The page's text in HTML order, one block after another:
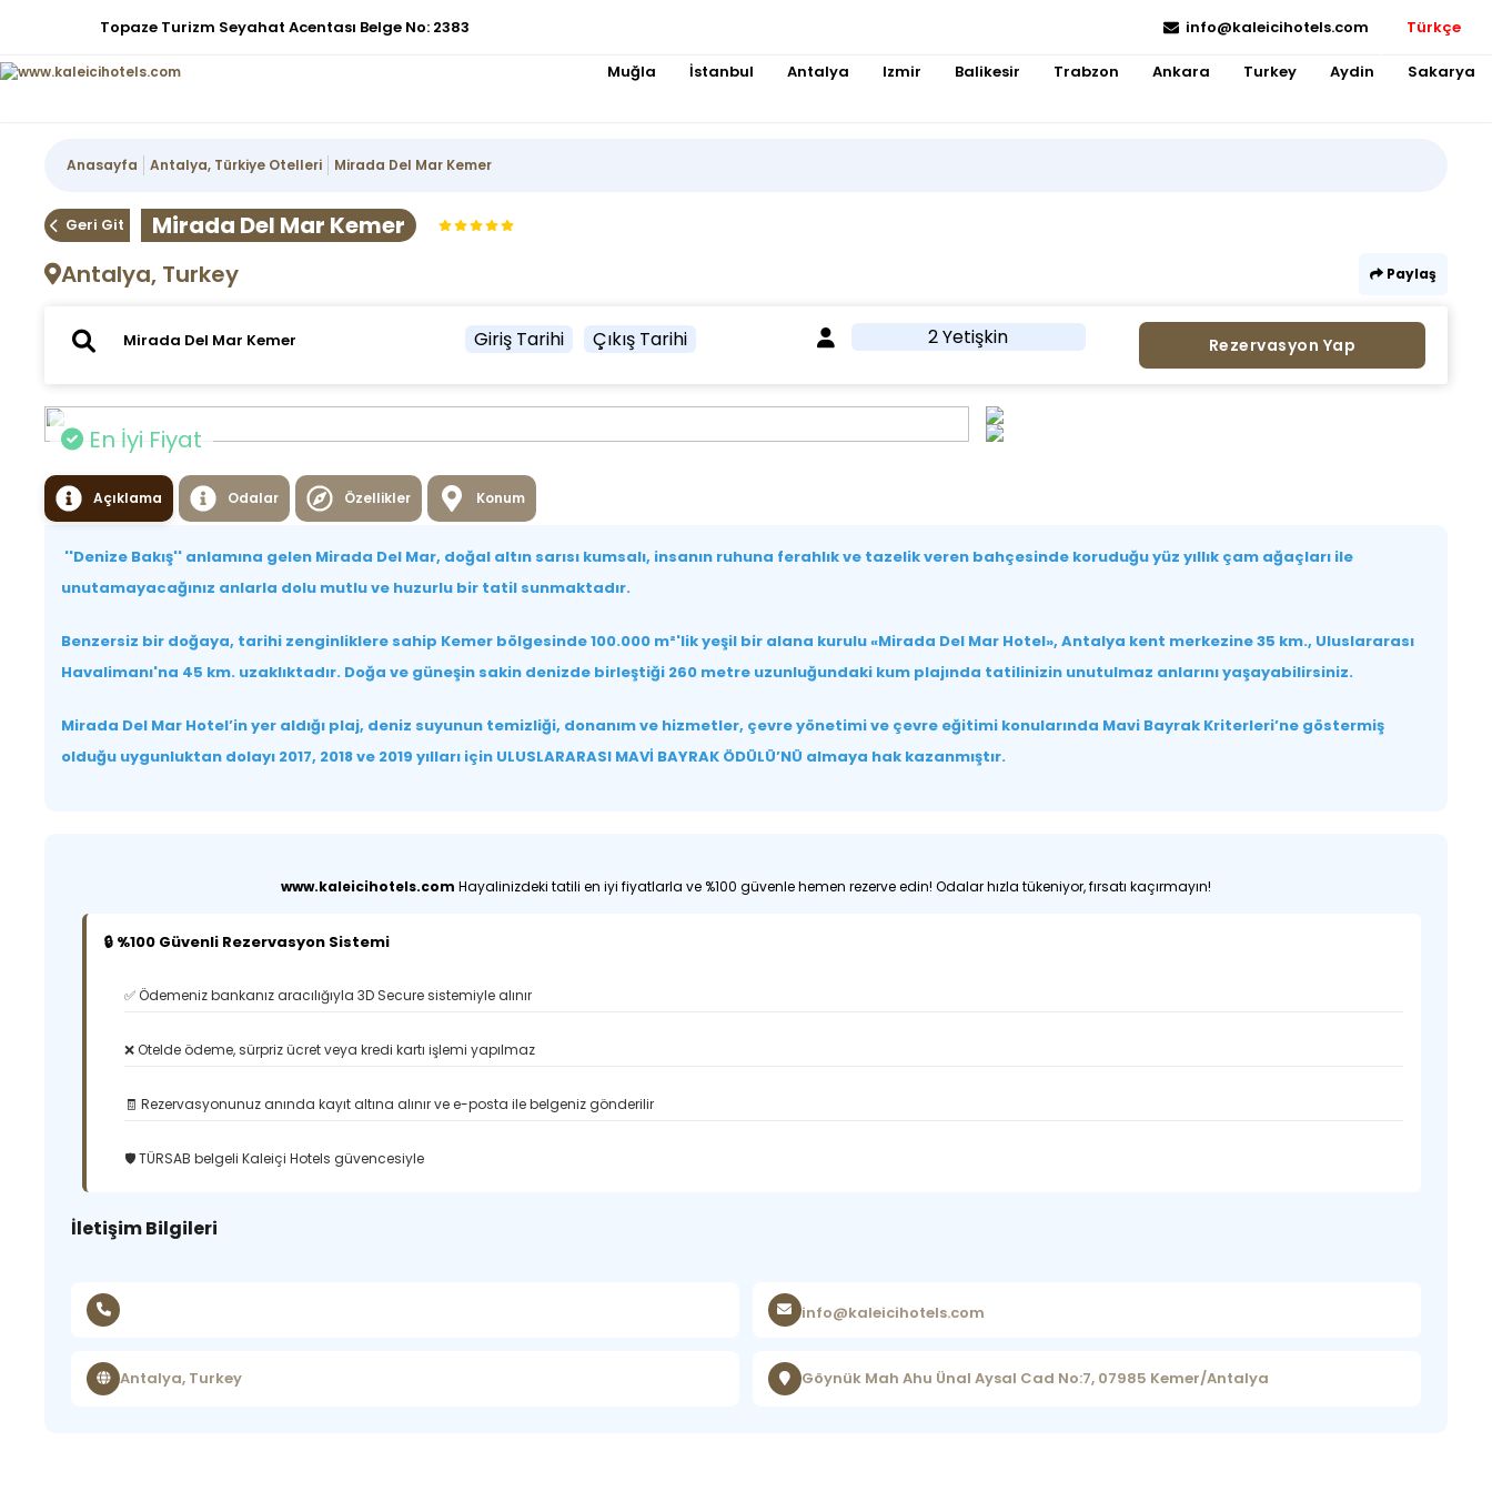
Topaze Turizm Seyahat Acentası Belge No: 2383 info@kaleicihotels.com Türkçe
Muğla İstanbul Antalya Izmir Balikesir Trabzon Ankara Turkey Aydin Sakarya
Anasayfa Antalya, Türkiye Otelleri Mirada Del Mar Kemer
Geri Git
Mirada Del Mar Kemer
Antalya, Turkey
Paylaş
Giriş Tarihi Çıkış Tarihi 2 Yetişkin Rezervasyon Yap
En İyi Fiyat
Açıklama Odalar Özellikler Konum
''Denize Bakış'' anlamına gelen Mirada Del Mar, doğal altın sarısı kumsalı, insanın ruhuna ferahlık ve tazelik veren bahçesinde koruduğu yüz yıllık çam ağaçları ile
unutamayacağınız anlarla dolu mutlu ve huzurlu bir tatil sunmaktadır.
Benzersiz bir doğaya, tarihi zenginliklere sahip Kemer bölgesinde 100.000 m²'lik yeşil bir alana kurulu «Mirada Del Mar Hotel», Antalya kent merkezine 35 km., Uluslararası
Havalimanı'na 45 km. uzaklıktadır. Doğa ve güneşin sakin denizde birleştiği 260 metre uzunluğundaki kum plajında tatilinizin unutulmaz anlarını yaşayabilirsiniz.
Mirada Del Mar Hotel’in yer aldığı plaj, deniz suyunun temizliği, donanım ve hizmetler, çevre yönetimi ve çevre eğitimi konularında Mavi Bayrak Kriterleri’ne göstermiş
olduğu uygunluktan dolayı 2017, 2018 ve 2019 yılları için ULUSLARARASI MAVİ BAYRAK ÖDÜLÜ’NÜ almaya hak kazanmıştır.
www.kaleicihotels.com Hayalinizdeki tatili en iyi fiyatlarla ve %100 güvenle hemen rezerve edin! Odalar hızla tükeniyor, fırsatı kaçırmayın!
🔒 %100 Güvenli Rezervasyon Sistemi
✅ Ödemeniz bankanız aracılığıyla 3D Secure sistemiyle alınır
❌ Otelde ödeme, sürpriz ücret veya kredi kartı işlemi yapılmaz
🧾 Rezervasyonunuz anında kayıt altına alınır ve e-posta ile belgeniz gönderilir
🛡️ TÜRSAB belgeli Kaleiçi Hotels güvencesiyle
İletişim Bilgileri
info@kaleicihotels.com
Antalya, Turkey Göynük Mah Ahu Ünal Aysal Cad No:7, 07985 Kemer/Antalya